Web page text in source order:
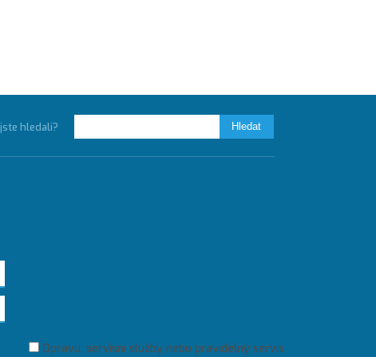
hledali?
Opravu, servisní služby nebo pravidelný servis